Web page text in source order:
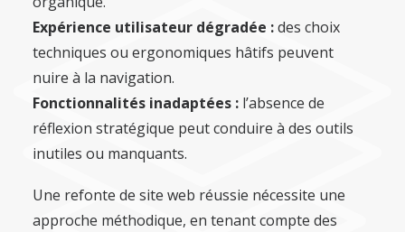
Expérience utilisateur dégradée :des choix
techniques ou ergonomiques hâtifs peuvent
nuire à la navigation.
Fonctionnalités inadaptées : l’absence de
réflexion stratégique peut conduire à des outils
inutiles ou manquants.
Une refonte de site web réussie nécessite une
approche méthodique, en tenant compte des